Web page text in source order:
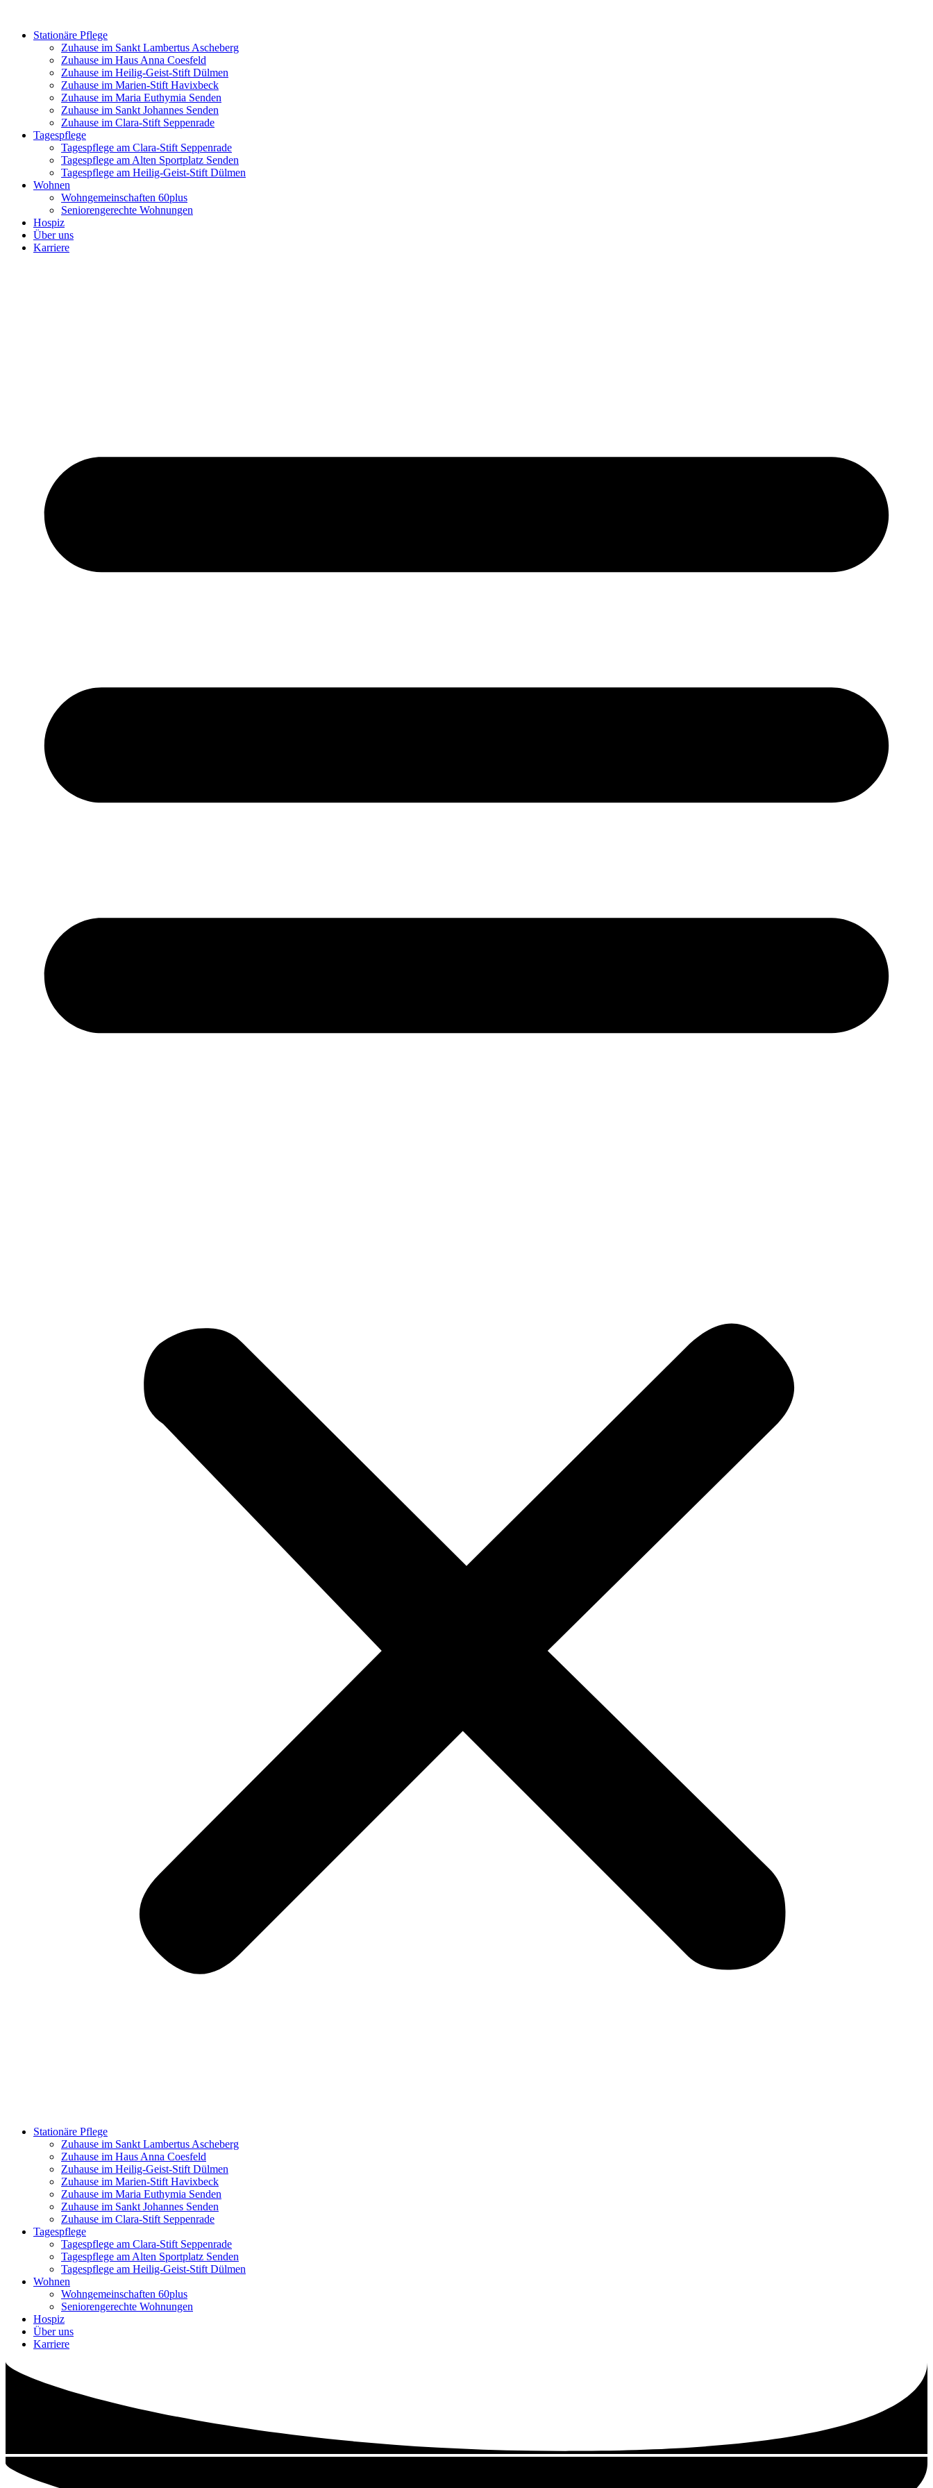
springenStationäre Pflege
Zuhause im Sankt Lambertus Ascheberg
Zuhause im Haus Anna Coesfeld
Zuhause im Heilig-Geist-Stift Dülmen
Zuhause im Marien-Stift Havixbeck
Zuhause im Maria Euthymia Senden
Zuhause im Sankt Johannes Senden
Zuhause im Clara-Stift Seppenrade
Tagespflege
Tagespflege am Clara-Stift Seppenrade
Tagespflege am Alten Sportplatz Senden
Tagespflege am Heilig-Geist-Stift Dülmen
Wohnen
Wohngemeinschaften 60plus
Seniorengerechte Wohnungen
Hospiz
Über uns
Karriere
Stationäre Pflege
Zuhause im Sankt Lambertus Ascheberg
Zuhause im Haus Anna Coesfeld
Zuhause im Heilig-Geist-Stift Dülmen
Zuhause im Marien-Stift Havixbeck
Zuhause im Maria Euthymia Senden
Zuhause im Sankt Johannes Senden
Zuhause im Clara-Stift Seppenrade
Tagespflege
Tagespflege am Clara-Stift Seppenrade
Tagespflege am Alten Sportplatz Senden
Tagespflege am Heilig-Geist-Stift Dülmen
Wohnen
Wohngemeinschaften 60plus
Seniorengerechte Wohnungen
Hospiz
Über uns
Karriere